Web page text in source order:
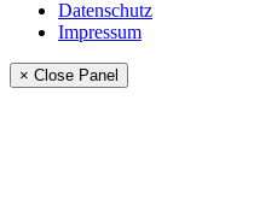
Datenschutz
Impressum
× Close Panel